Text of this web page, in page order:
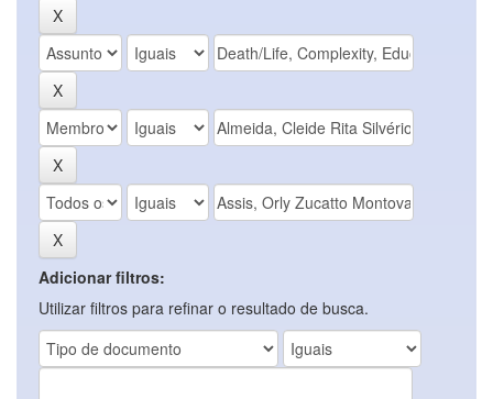
Adicionar filtros:
Utilizar filtros para refinar o resultado de busca.